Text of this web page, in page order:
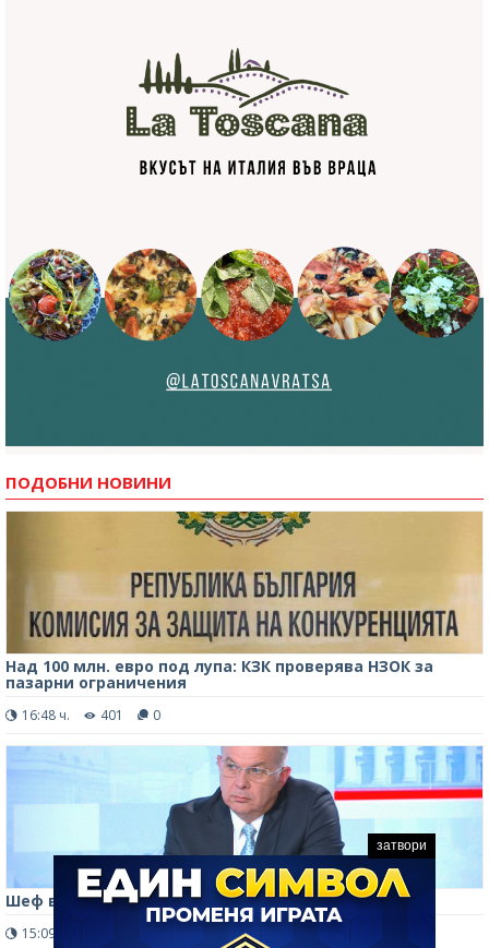
ПОДОБНИ НОВИНИ
Над 100 млн. евро под лупа: КЗК проверява НЗОК за
пазарни ограничения
16:48 ч. 401 0
Шеф в КЗК: Спипани са четири картела
15:09 ч. 0
затвори